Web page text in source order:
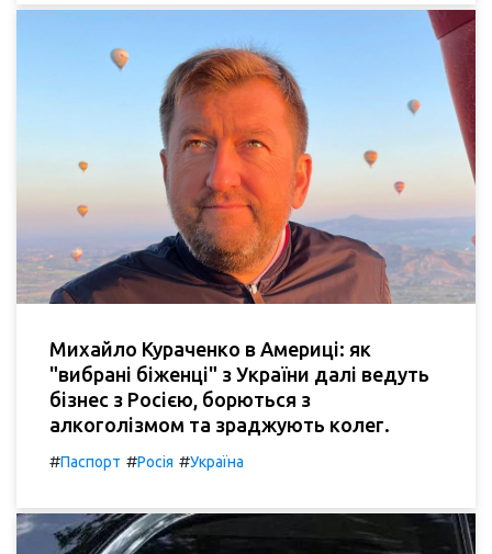
Михайло Кураченко в Америці: як
"вибрані біженці" з України далі ведуть
бізнес з Росією, борються з
алкоголізмом та зраджують колег.
#Паспорт #Росія #Україна